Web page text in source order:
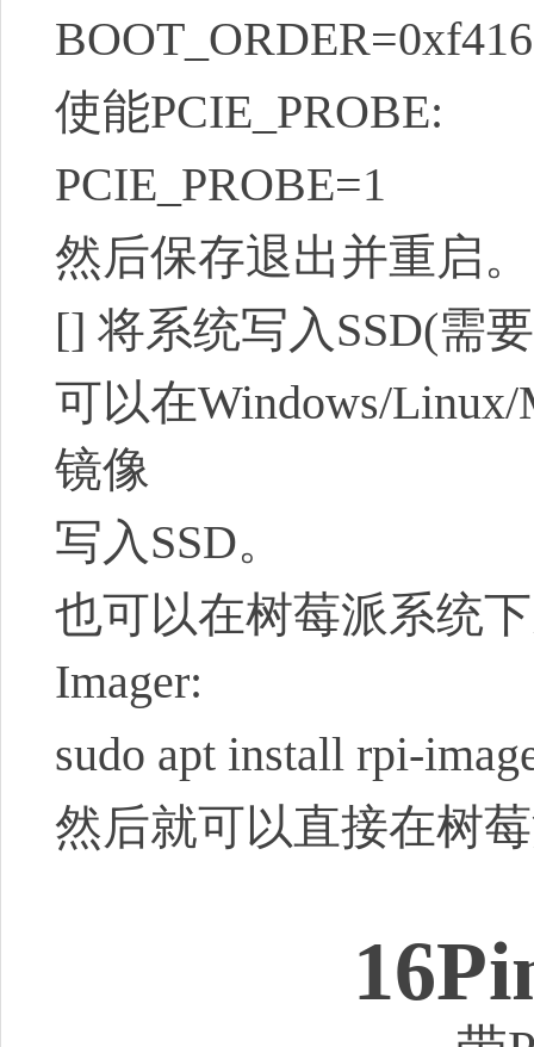
BOOT_ORDER=0xf416
使能PCIE_PROBE:
PCIE_PROBE=1
然后保存退出并重启。
[] 将系统写入SSD(需
可以在Windows/Linux/
镜像
写入SSD。
也可以在树莓派系统
Imager:
sudo apt install rpi-
然后就可以直接在树